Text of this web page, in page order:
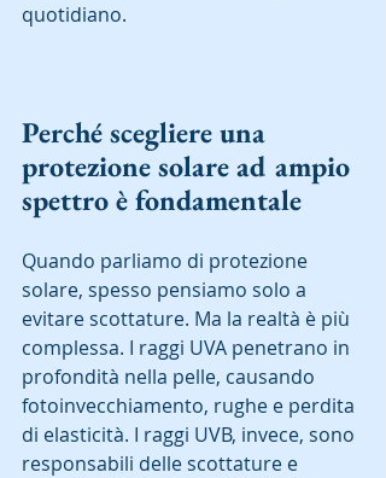
quotidiano.
Perché scegliere una
protezione solare ad ampio
spettro è fondamentale
Quando parliamo di protezione
solare, spesso pensiamo solo a
evitare scottature. Ma la realtà è più
complessa. I raggi UVA penetrano in
profondità nella pelle, causando
fotoinvecchiamento, rughe e perdita
di elasticità. I raggi UVB, invece, sono
responsabili delle scottature e